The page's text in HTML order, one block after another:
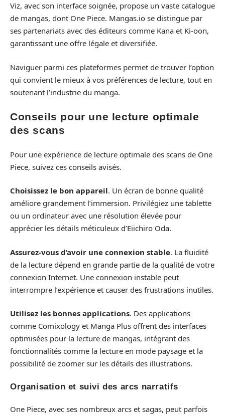
Viz, avec son interface soignée, propose un vaste catalogue
de mangas, dont One Piece. Mangas.io se distingue par
ses partenariats avec des éditeurs comme Kana et Ki-oon,
garantissant une offre légale et diversifiée.
Naviguer parmi ces plateformes permet de trouver l’option
qui convient le mieux à vos préférences de lecture, tout en
soutenant l’industrie du manga.
Conseils pour une lecture optimale
des scans
Pour une expérience de lecture optimale des scans de One
Piece, suivez ces conseils avisés.
Choisissez le bon appareil. Un écran de bonne qualité
améliore grandement l’immersion. Privilégiez une tablette
ou un ordinateur avec une résolution élevée pour
apprécier les détails méticuleux d’Eiichiro Oda.
Assurez-vous d’avoir une connexion stable. La fluidité
de la lecture dépend en grande partie de la qualité de votre
connexion Internet. Une connexion instable peut
interrompre l’expérience et causer des frustrations inutiles.
Utilisez les bonnes applications. Des applications
comme Comixology et Manga Plus offrent des interfaces
optimisées pour la lecture de mangas, intégrant des
fonctionnalités comme la lecture en mode paysage et la
possibilité de zoomer sur les détails des illustrations.
Organisation et suivi des arcs narratifs
One Piece, avec ses nombreux arcs et sagas, peut parfois